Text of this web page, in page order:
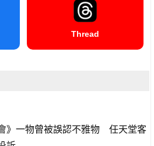
Thread
》一物曾被誤認不雅物 任天堂客